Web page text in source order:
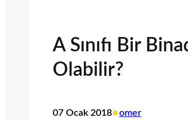
A Sınıfı Bir
Olabilir?
07 Ocak 2018•omer